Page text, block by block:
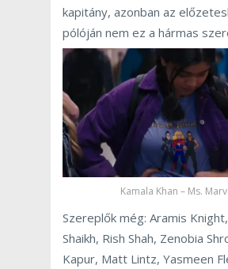
kapitány, azonban az
pólóján nem ez a hármas
Kamala Khan – Ms.
Szereplők még: Aramis
Shaikh, Rish Shah, Zenobia
Kapur, Matt Lintz, Yasmeen